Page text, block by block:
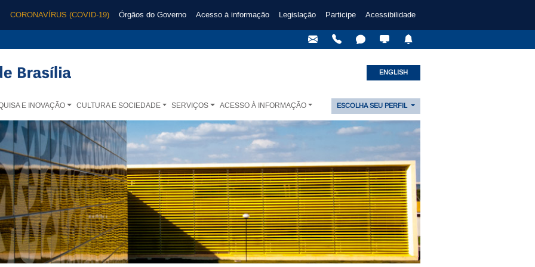
CORONAVÍRUS (COVID-19) Órgãos do Governo Acesso à informação Legislação Participe Acessibilidade
ENGLISH
E INOVAÇÃO CULTURA E SOCIEDADE SERVIÇOS ACESSO À INFORMAÇÃO ESCOLHA SEU PERFIL